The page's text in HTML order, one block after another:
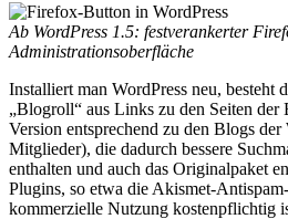
Ab WordPress 1.5: festverankerter
Administrationsoberfläche
Installiert man WordPress neu, besteht
„Blogroll“ aus Links zu den Seiten der
Version entsprechend zu den Blogs
Mitglieder), die dadurch bessere
enthalten und auch das Originalpaket
Plugins, so etwa die Akismet-
kommerzielle Nutzung kostenpflichtig